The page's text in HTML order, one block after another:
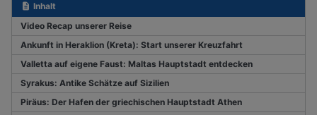
Inhalt
Video Recap unserer Reise
Ankunft in Heraklion (Kreta): Start unserer Kreuzfahrt
Valletta auf eigene Faust: Maltas Hauptstadt entdecken
Syrakus: Antike Schätze auf Sizilien
Piräus: Der Hafen der griechischen Hauptstadt Athen